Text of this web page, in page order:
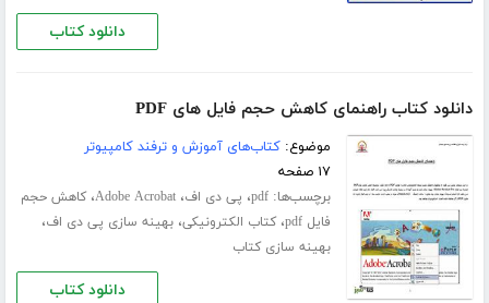
دانلود کتاب
دانلود کتاب راهنمای کاهش حجم فایل های PDF
موضوع:کتاب‌های آموزش و ترفند کامپیوتر
۱۷ صفحه
برچسب‌ها:pdf، پی دی اف،Adobe Acrobat،کاهش حجم
فایل pdf
،کتاب الکترونیکی،بهینه سازی پی دی اف،
بهینه سازی کتاب
دانلود کتاب